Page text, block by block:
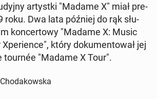
ar­tyst­ki "Madame X" miał pre­
roku. Dwa lata później do rąk słu­
kon­cer­to­wy "Madame X: Music
który do­ku­men­to­wał jej
"Madame X Tour".